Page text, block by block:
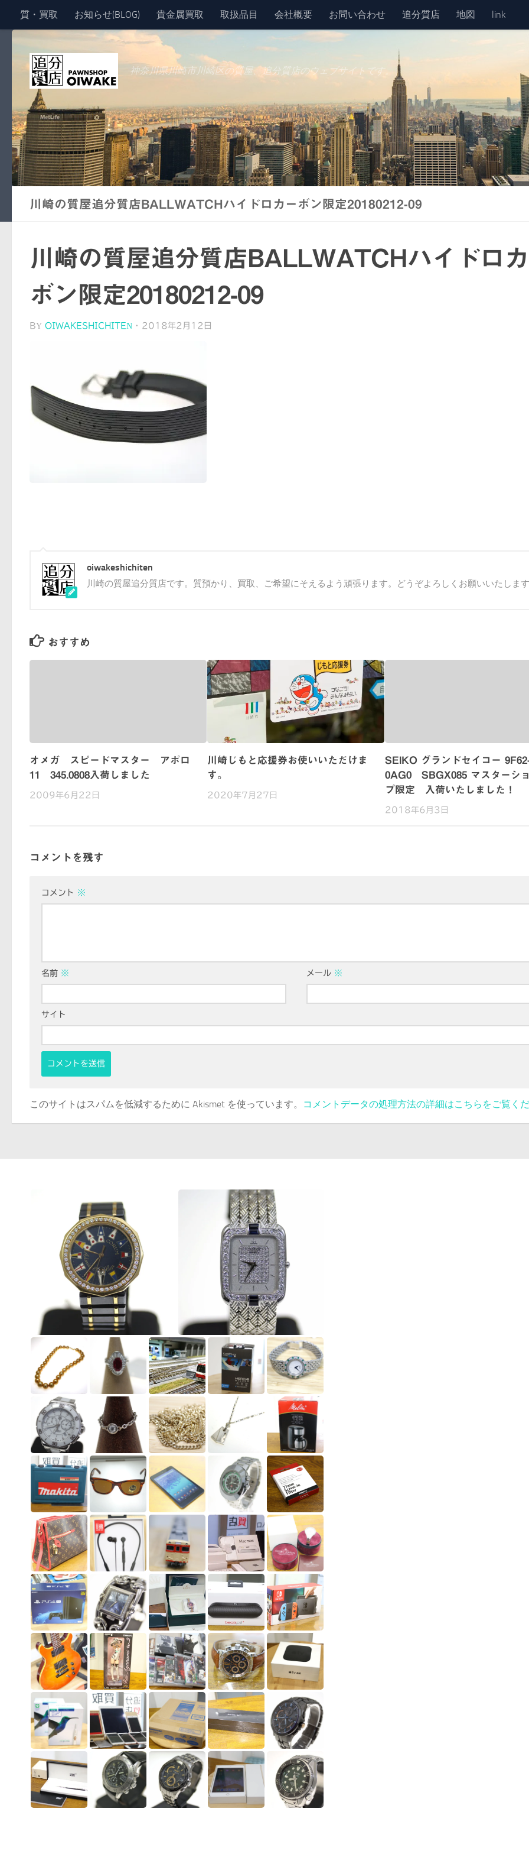
コンテンツへスキップ
質・買取 お知らせ(BLOG) 貴金属買取 取扱品目 会社概要 お問い合わせ 追分質店 地図 link
神奈川県川崎市川崎区の質屋、追分質店のウェブサイトです。
川崎の質屋追分質店BALLWATCHハイドロカーボン限定20180212-09
川崎の質屋追分質店BALLWATCHハイドロ
ボン限定20180212-09
BY OIWAKESHICHITEN · 2018年2月12日
oiwakeshichiten
川崎の質屋追分質店です。質預かり、買取、ご希望にそえるよう頑張ります。どうぞよろしくお願いいたします
おすすめ
オメガ スピードマスター アポロ
11 345.0808入荷しました
2009年6月22日
川崎じもと応援券お使いいただけま
す。
2020年7月27日
SEIKO グランドセイコー
0AG0 SBGX085 マスターシ
プ限定 入荷いたしました！
2018年6月3日
コメントを残す
コメント ※
名前 ※ メール ※
サイト
このサイトはスパムを低減するために Akismet を使っています。 コメントデータの処理方法の詳細はこちらをご覧く